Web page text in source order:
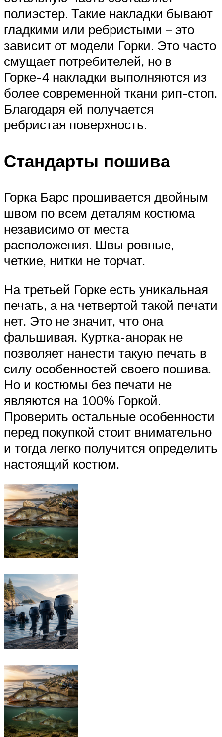
полиэстер. Такие накладки бывают
гладкими или ребристыми – это
зависит от модели Горки. Это часто
смущает потребителей, но в
Горке-4 накладки выполняются из
более современной ткани рип-стоп.
Благодаря ей получается
ребристая поверхность.
Стандарты пошива
Горка Барс прошивается двойным
швом по всем деталям костюма
независимо от места
расположения. Швы ровные,
четкие, нитки не торчат.
На третьей Горке есть уникальная
печать, а на четвертой такой печати
нет. Это не значит, что она
фальшивая. Куртка-анорак не
позволяет нанести такую печать в
силу особенностей своего пошива.
Но и костюмы без печати не
являются на 100% Горкой.
Проверить остальные особенности
перед покупкой стоит внимательно
и тогда легко получится определить
настоящий костюм.